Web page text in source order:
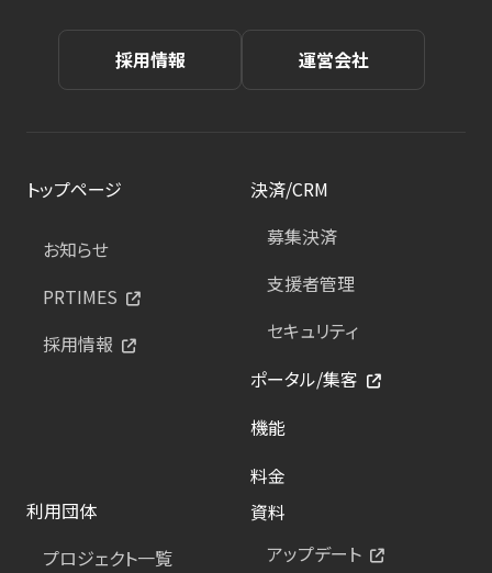
採用情報 運営会社
トップページ
お知らせ
PRTIMES
採用情報
決済/CRM
募集決済
支援者管理
セキュリティ
ポータル/集客
機能
料金
利用団体
プロジェクト一覧
資料
アップデート